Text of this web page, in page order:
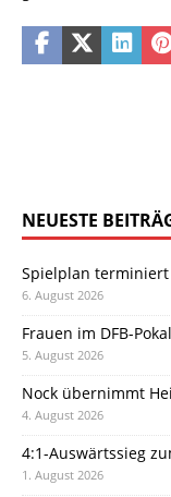
NEUESTE
Spielplan terminiert
6. August 2026
Frauen im DFB-
5. August 2026
Nock übernimmt
4. August 2026
4:1-Auswärtssieg
1. August 2026